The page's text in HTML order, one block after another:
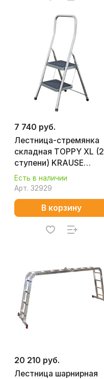
7 740 руб.
Лестница-стремянка
складная TOPPY XL (2
ступени) KRAUSE
130860
Есть в наличии
Арт. 32929
В корзину
20 210 руб.
Лестница шарнирная